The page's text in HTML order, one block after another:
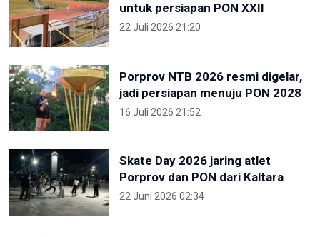
untuk persiapan PON XXII
22 Juli 2026 21:20
Porprov NTB 2026 resmi digelar,
jadi persiapan menuju PON 2028
16 Juli 2026 21:52
Skate Day 2026 jaring atlet
Porprov dan PON dari Kaltara
22 Juni 2026 02:34